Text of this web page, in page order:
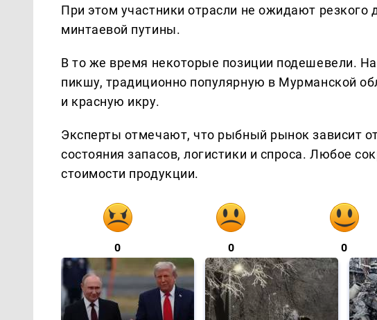
При этом участники отрасли не ожидают
минтаевой путины.
В то же время некоторые позиции подешевели.
пикшу, традиционно популярную в Мурманской
и красную икру.
Эксперты отмечают, что рыбный рынок зависит
состояния запасов, логистики и спроса. Любое
стоимости продукции.
0 0 0